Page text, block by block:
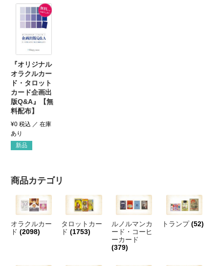
『オリジナル
オラクルカー
ド・タロット
カード企画出
版Q&A』【無
料配布】
¥0 税込
新品
商品カテゴリ
オラクルカー
ド(2098)
タロットカー
ド(1753)
ルノルマンカ
ード・コーヒ
ーカード
(379)
トランプ(52)